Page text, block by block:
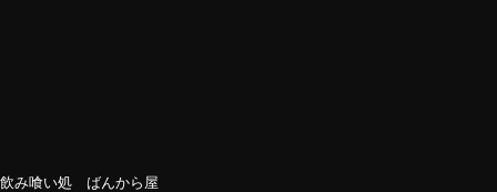
飲み喰い処 ばんから屋